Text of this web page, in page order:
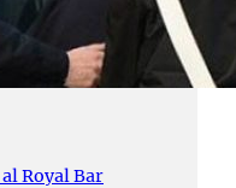
Royal Bar